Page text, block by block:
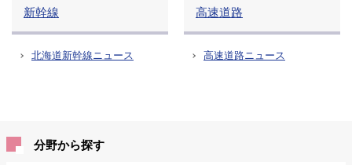
新幹線
北海道新幹線ニュース
高速道路
高速道路ニュース
分野から探す